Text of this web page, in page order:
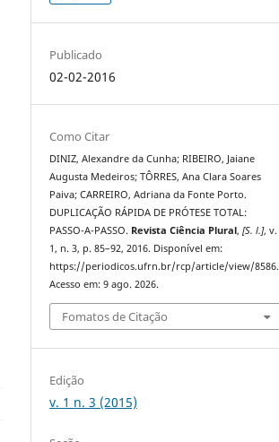
Publicado
02-02-2016
Como Citar
DINIZ, Alexandre da Cunha; RIBEIRO, Jaiane
Augusta Medeiros; TÔRRES, Ana Clara Soares
Paiva; CARREIRO, Adriana da Fonte Porto.
DUPLICAÇÃO RÁPIDA DE PRÓTESE TOTAL:
PASSO-A-PASSO. Revista Ciência Plural,[S. l.], v.
1, n. 3, p. 85–92, 2016. Disponível em:
https://periodicos.ufrn.br/rcp/article/view/8586.
Acesso em: 9 ago. 2026.
Fomatos de Citação
Edição
v. 1 n. 3 (2015)